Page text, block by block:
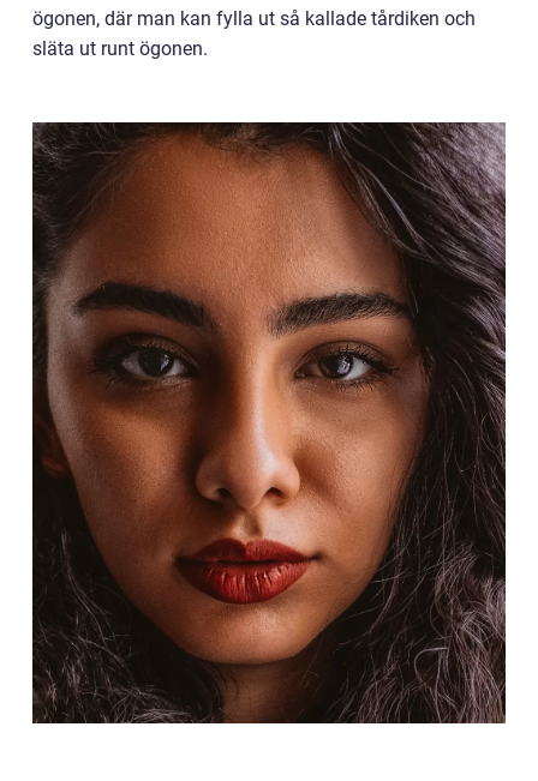
ögonen, där man kan fylla ut så kallade tårdiken och
släta ut runt ögonen.